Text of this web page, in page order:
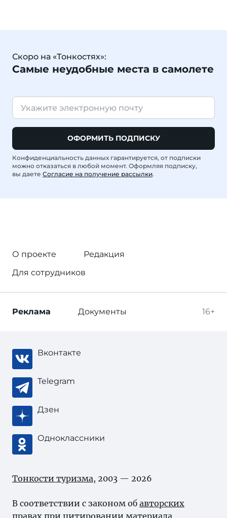
Скоро на «Тонкостях»:
Самые неудобные места в самолете
ОФОРМИТЬ ПОДПИСКУ
Конфиденциальность данных гарантируется, от подписки
можно отказаться в любой момент. Оформляя подписку,
вы даете Согласие на получение рассылки.
О проекте
Редакция
Для сотрудников
16+
Реклама Документы
Вконтакте
Telegram
Дзен
Одноклассники
Тонкости туризма, 2003 — 2026
В соответствии с законом об авторских
правах при цитировании материала